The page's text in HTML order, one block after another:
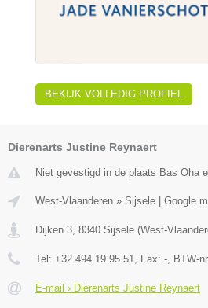
BEKIJK VOLLEDIG PROFIEL
Dierenarts Justine Reynaert
Niet gevestigd in de plaats Bas Oha
West-Vlaanderen » Sijsele Google
Dijken 3, 8340 Sijsele (West-
Tel: +32 494 19 95 51, Fax: -, BTW-
E-mail › Dierenarts Justine Reynaert